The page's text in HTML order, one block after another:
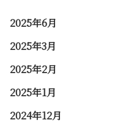
2025年6月
2025年3月
2025年2月
2025年1月
2024年12月